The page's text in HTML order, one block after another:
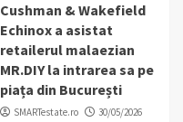
Cushman & Wakefield
Echinox a asistat
retailerul malaezian
MR.DIY la intrarea sa pe
piața din București
SMARTestate.ro 30/05/2026